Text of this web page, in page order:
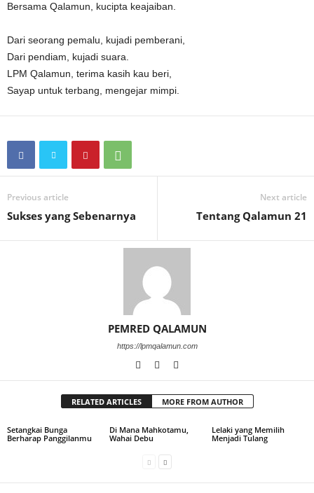
Bersama Qalamun, kucipta keajaiban.
Dari seorang pemalu, kujadi pemberani,
Dari pendiam, kujadi suara.
LPM Qalamun, terima kasih kau beri,
Sayap untuk terbang, mengejar mimpi.
Previous article
Sukses yang Sebenarnya
Next article
Tentang Qalamun 21
PEMRED QALAMUN
https://lpmqalamun.com
RELATED ARTICLES MORE FROM AUTHOR
Setangkai Bunga
Berharap Panggilanmu
Di Mana Mahkotamu,
Wahai Debu
Lelaki yang Memilih
Menjadi Tulang